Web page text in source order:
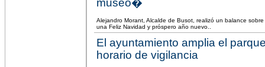
museo�
Alejandro Morant, Alcalde de Busot, realizó un balance
una Feliz Navidad y próspero año nuevo..
El ayuntamiento amplia el
horario de vigilancia